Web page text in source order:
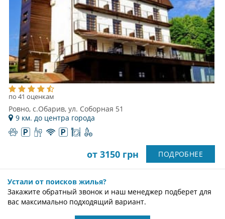
по 41 оценкам
Ровно, с.Обарив, ул. Соборная 51
9 км. до центра города
от 3150 грн ПОДРОБНЕЕ
Устали от поисков жилья?
Закажите обратный звонок и наш менеджер подберет для
вас максимально подходящий вариант.